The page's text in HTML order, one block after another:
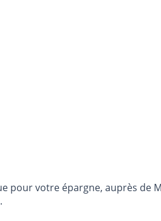
pour votre épargne, auprès de